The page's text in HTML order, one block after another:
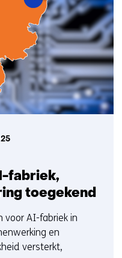
fabriek,
toegekend
voor AI-fabriek in
en
versterkt,